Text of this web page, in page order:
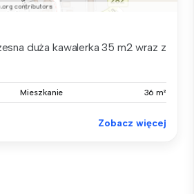
duża kawalerka 35 m2 wraz z
Mieszkanie 36 m²
Zobacz więcej